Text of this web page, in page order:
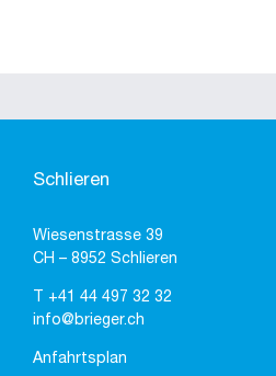
Schlieren
Wiesenstrasse 39
CH – 8952 Schlieren
+41 44 497 32 32
info@brieger.ch
Anfahrtsplan